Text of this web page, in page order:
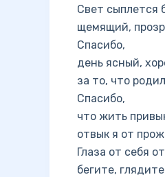
Свет сыплется
щемящий,
Спасибо,
день ясный,
за то, что
Спасибо,
что жить
отвык я от
Глаза от себя
бегите,